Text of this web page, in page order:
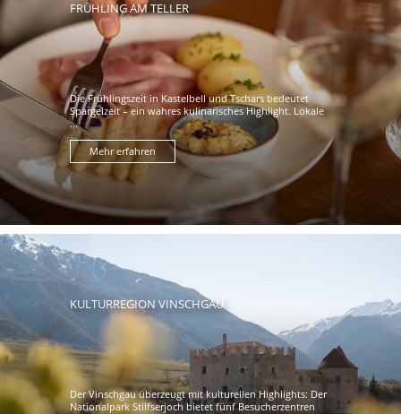
FRÜHLING AM TELLER
Die Frühlingszeit in Kastelbell und Tschars bedeutet
Spargelzeit – ein wahres kulinarisches Highlight. Lokale
...
Mehr erfahren
KULTURREGION VINSCHGAU
Der Vinschgau überzeugt mit kulturellen Highlights: Der
Nationalpark Stilfserjoch bietet fünf Besucherzentren